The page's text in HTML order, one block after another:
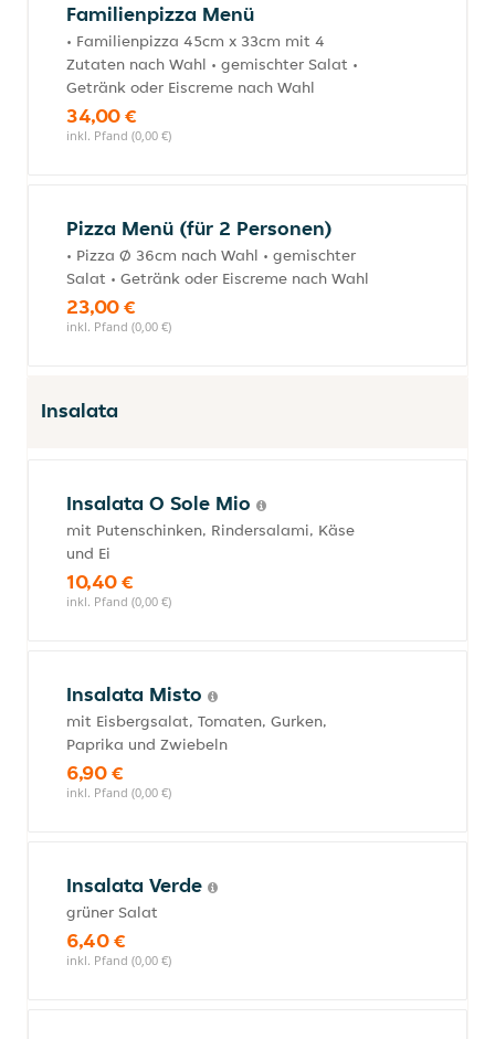
Familienpizza Menü
• Familienpizza 45cm x 33cm mit 4
Zutaten nach Wahl • gemischter Salat •
Getränk oder Eiscreme nach Wahl
34,00 €
inkl. Pfand (0,00 €)
Pizza Menü (für 2 Personen)
• Pizza Ø 36cm nach Wahl • gemischter
Salat • Getränk oder Eiscreme nach Wahl
23,00 €
inkl. Pfand (0,00 €)
Insalata
Insalata O Sole Mio
mit Putenschinken, Rindersalami, Käse
und Ei
10,40 €
inkl. Pfand (0,00 €)
Insalata Misto
mit Eisbergsalat, Tomaten, Gurken,
Paprika und Zwiebeln
6,90 €
inkl. Pfand (0,00 €)
Insalata Verde
grüner Salat
6,40 €
inkl. Pfand (0,00 €)